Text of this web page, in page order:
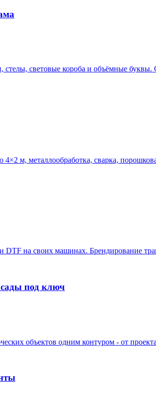
световые короба и объёмные
4×2 м, металлообработка, сварка,
на своих машинах. Брендирование
под ключ
объектов одним контуром - от